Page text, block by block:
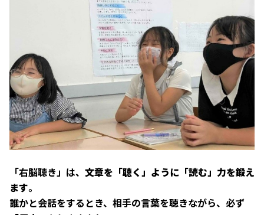
「右脳聴き」は、 文章を「聴く」ように「読む」力を鍛え
ます。
誰かと会話をするとき、相手の言葉を聴きながら、必ず